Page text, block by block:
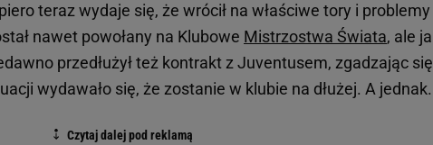
teraz wydaje się, że wrócił na właściwe tory i problemy
nawet powołany na Klubowe Mistrzostwa Świata, ale
przedłużył też kontrakt z Juventusem, zgadzając
wydawało się, że zostanie w klubie na dłużej. A